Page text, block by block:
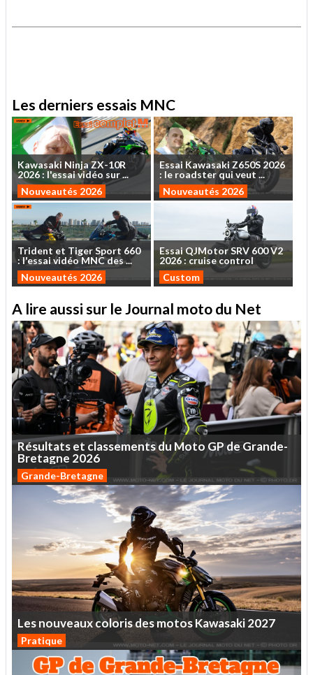
Les derniers essais MNC
Kawasaki NinjaZX-10R
2026: l'essaividéo sur...
Nouveautés 2026
Essai KawasakiZ650S 2026
: le roadsterquiveut ...
Nouveautés 2026
Trident et TigerSport 660
: l'essaividéoMNCdes...
Nouveautés 2026
EssaiQJMotorSRV 600V2
2026 : cruise control
Custom
A lire aussi sur le Journal moto du Net
Résultatset classementsdu MotoGP de Grande-
Bretagne 2026
Grande-Bretagne
LesnouveauxcolorisdesmotosKawasaki2027
Pratique